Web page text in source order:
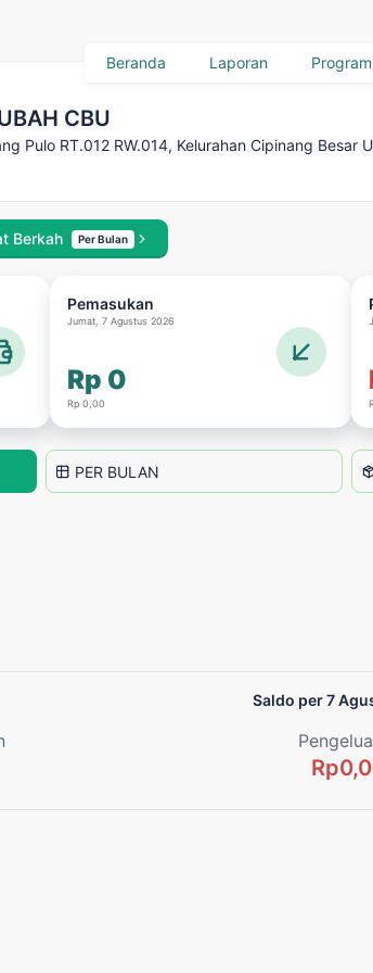
Beranda Laporan Program
CBU
Pulo RT.012 RW.014, Kelurahan Cipinang Besar
Berkah Per Bulan 
Pemasukan
Jumat, 7 Agustus 2026
Rp 0
Rp 0,00

PER BULAN
Saldo per 7